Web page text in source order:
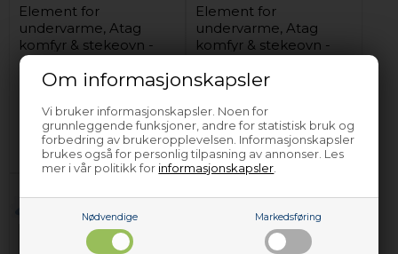
Om informasjonskapsler
Vi bruker informasjonskapsler. Noen for
grunnleggende funksjoner, andre for statistisk bruk og
forbedring av brukeropplevelsen. Informasjonskapsler
brukes også for personlig tilpasning av annonser. Les
mer i vår politikk for informasjonskapsler
Nødvendige Markedsføring
Element for
undervarme, Atag
komfyr & stekeovn -
230V / 1000W
349,00 NOK
Legg i kurven
På lager (Lev. 2-4 virkedager).
Element for
undervarme, Atag
komfyr & stekeovn -
446,00
Legg i kurven
Forhåndsbestill
(Lev. 4-6 virkedager.Les her